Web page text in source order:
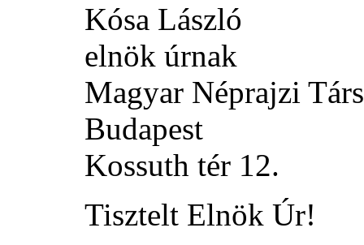
Kósa László
elnök úrnak
Magyar Néprajzi
Budapest
Kossuth tér 12.
Tisztelt Elnök Úr!